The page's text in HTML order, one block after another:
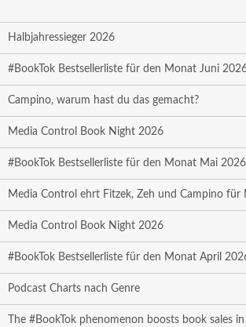
Halbjahressieger 2026
#BookTok Bestsellerliste für den Monat Juni
Campino, warum hast du das gemacht?
Media Control Book Night 2026
#BookTok Bestsellerliste für den Monat Mai 2026
Media Control ehrt Fitzek, Zeh und Campino für
Media Control Book Night 2026
#BookTok Bestsellerliste für den Monat April
Podcast Charts nach Genre
The #BookTok phenomenon boosts book sales